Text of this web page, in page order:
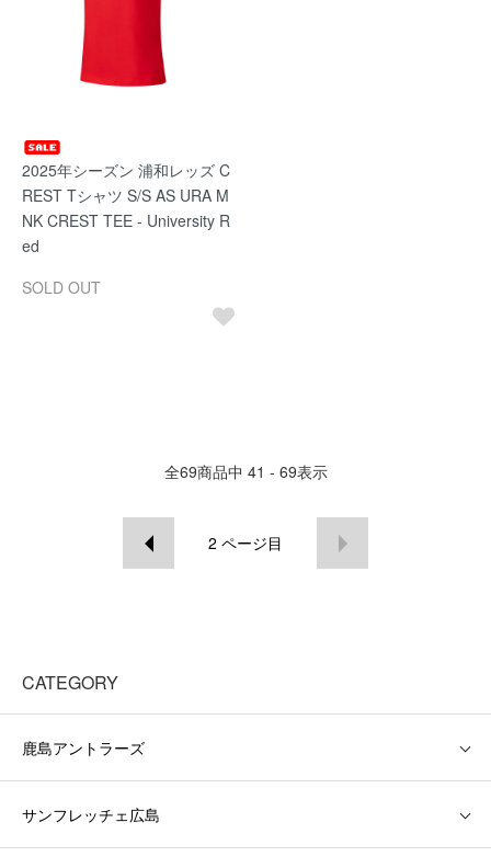
2025年シーズン 浦和レッズ C
REST Tシャツ S/S AS URA M
NK CREST TEE - University R
ed
SOLD OUT
全69商品中 41 - 69表示
2 ページ目
CATEGORY
鹿島アントラーズ
サンフレッチェ広島